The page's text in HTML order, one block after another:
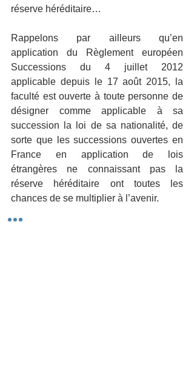
réserve héréditaire…
Rappelons par ailleurs qu’en
application du Règlement européen
Successions du 4 juillet 2012
applicable depuis le 17 août 2015, la
faculté est ouverte à toute personne de
désigner comme applicable à sa
succession la loi de sa nationalité, de
sorte que les successions ouvertes en
France en application de lois
étrangères ne connaissant pas la
réserve héréditaire ont toutes les
chances de se multiplier à l’avenir.